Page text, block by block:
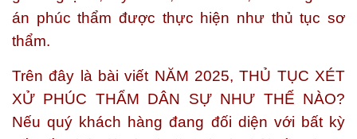
án phúc thẩm được thực hiện như thủ tục sơ
thẩm.
Trên đây là bài viết NĂM 2025, THỦ TỤC XÉT
XỬ PHÚC THẨM DÂN SỰ NHƯ THẾ NÀO?
Nếu quý khách hàng đang đối diện với bất kỳ